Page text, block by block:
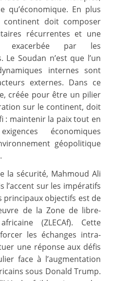
En plus
doit composer
récurrentes et une
exacerbée par les
Soudan n’est que l’un
internes sont
externes. Dans ce
créée pour être un pilier
sur le continent, doit
: maintenir la paix tout en
économiques
géopolitique
la sécurité, Mahmoud Ali
l’accent sur les impératifs
principaux objectifs est de
de la Zone de libre-
(ZLECAf). Cette
les échanges intra-
une réponse aux défis
face à l’augmentation
sous Donald Trump.